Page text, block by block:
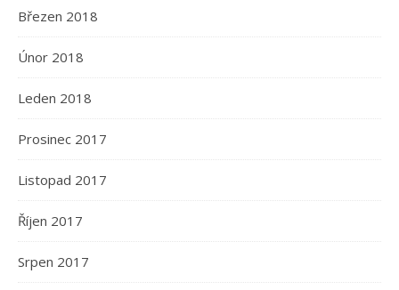
Březen 2018
Únor 2018
Leden 2018
Prosinec 2017
Listopad 2017
Říjen 2017
Srpen 2017